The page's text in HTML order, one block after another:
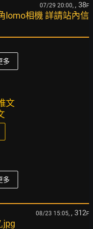
07/29 20:00, , 38F
lomo相機 詳請站內信
多
文
多
08/23 15:05, , 312F